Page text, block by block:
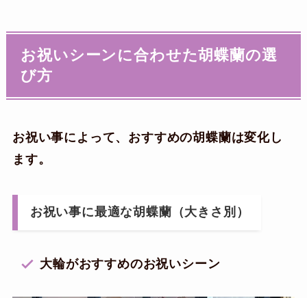
お祝いシーンに合わせた胡蝶蘭の選
び方
お祝い事によって、おすすめの胡蝶蘭は変化し
ます。
お祝い事に最適な胡蝶蘭（大きさ別）
大輪がおすすめのお祝いシーン